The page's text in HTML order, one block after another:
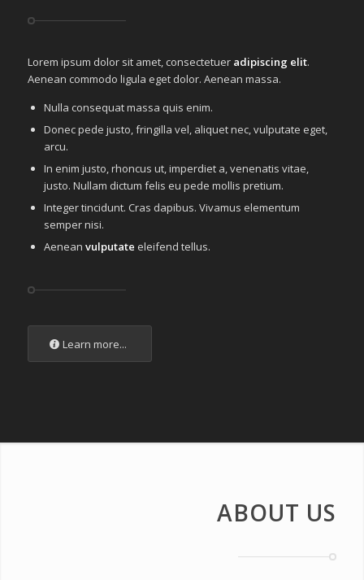
Lorem ipsum dolor sit amet, consectetuer adipiscing elit.
Aenean commodo ligula eget dolor. Aenean massa.
Nulla consequat massa quis enim.
Donec pede justo, fringilla vel, aliquet nec, vulputate eget,
arcu.
In enim justo, rhoncus ut, imperdiet a, venenatis vitae,
justo. Nullam dictum felis eu pede mollis pretium.
Integer tincidunt. Cras dapibus. Vivamus elementum
semper nisi.
Aenean vulputate eleifend tellus.
Learn more...
ABOUT US